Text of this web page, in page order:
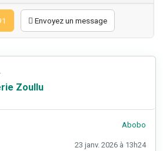
Envoyez un message
Zoullu
Abobo
23 janv. 2026 à 13h24